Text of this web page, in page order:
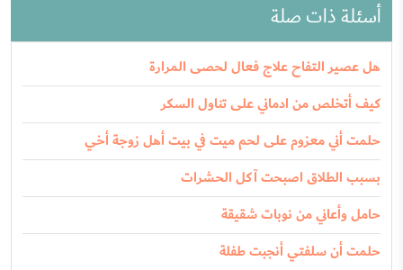
أسئلة ذات صلة
هل عصير التفاح علاج فعال لحصى المرارة
كيف أتخلص من ادماني على تناول السكر
حلمت أني معزوم على لحم ميت في بيت أهل زوجة أخي
بسبب الطلاق اصبحت آكل الحشرات
حامل وأعاني من نوبات شقيقة
حلمت أن سلفتي أنجبت طفلة